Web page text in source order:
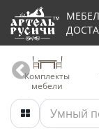
Комплекты
мебели